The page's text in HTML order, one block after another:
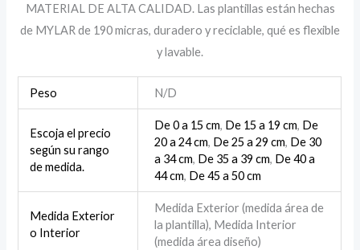
MATERIAL DE ALTA CALIDAD. Las plantillas están hechas
de MYLAR de 190 micras, duradero y reciclable, qué es flexible
y lavable.
Peso N/D
Escoja el precio
según su rango
de medida.
De 0 a 15 cm, De 15 a 19 cm, De
20 a 24 cm, De 25 a 29 cm, De 30
a 34 cm, De 35 a 39 cm, De 40 a
44 cm, De 45 a 50 cm
Medida Exterior
o Interior
Medida Exterior (medida área de
la plantilla), Medida Interior
(medida área diseño)